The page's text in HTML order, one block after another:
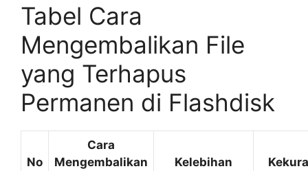
Tabel Cara
Mengembalikan File
yang Terhapus
Permanen di Flashdisk
No
Cara
Mengembalikan
Kelebihan